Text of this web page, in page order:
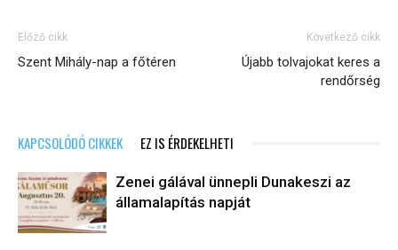
Előző cikk
Szent Mihály-nap a főtéren
Következő cikk
Újabb tolvajokat keres a
rendőrség
KAPCSOLÓDÓ CIKKEK EZ IS ÉRDEKELHETI
Zenei gálával ünnepli Dunakeszi az
államalapítás napját